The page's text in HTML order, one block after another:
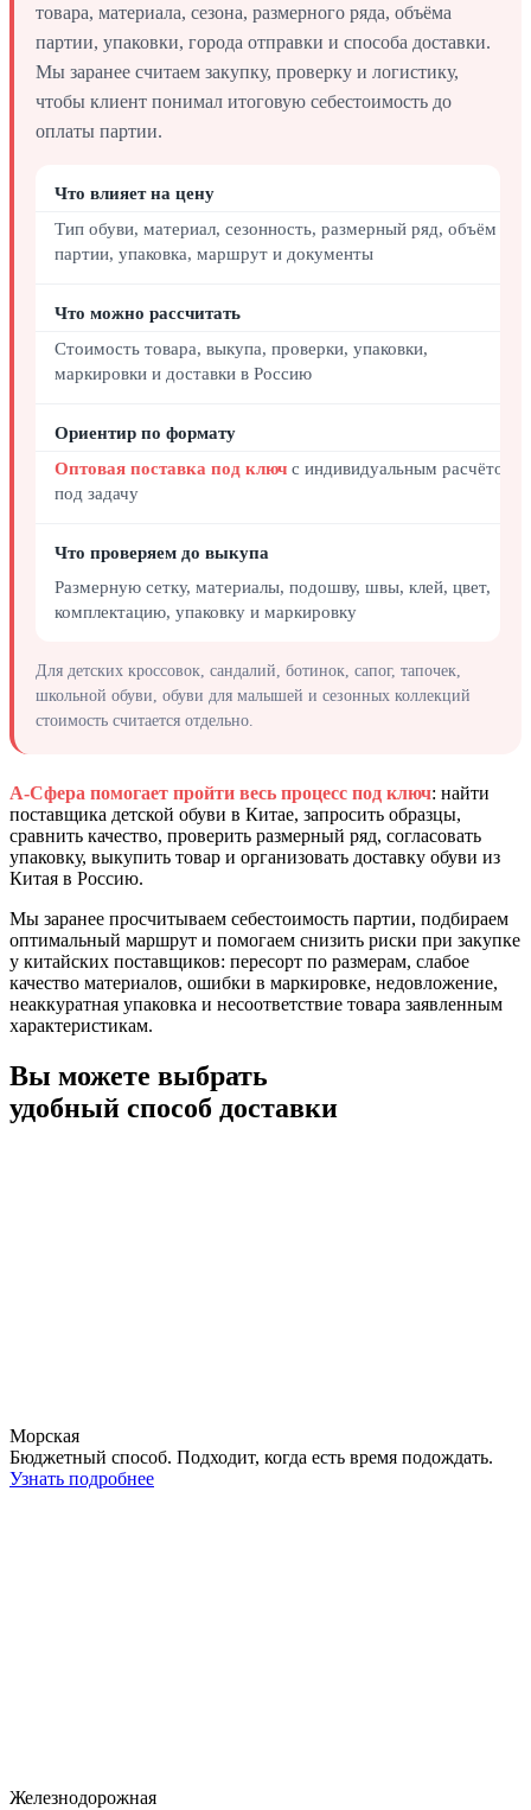
товара, материала, сезона, размерного ряда, объёма
партии, упаковки, города отправки и способа доставки.
Мы заранее считаем закупку, проверку и логистику,
чтобы клиент понимал итоговую себестоимость до
оплаты партии.
Что влияет на цену
Тип обуви, материал, сезонность, размерный ряд, объём
партии, упаковка, маршрут и документы
Что можно рассчитать
Стоимость товара, выкупа, проверки, упаковки,
маркировки и доставки в Россию
Ориентир по формату
Оптовая поставка под ключ с индивидуальным расчётом
под задачу
Что проверяем до выкупа
Размерную сетку, материалы, подошву, швы, клей, цвет,
комплектацию, упаковку и маркировку
Для детских кроссовок, сандалий, ботинок, сапог, тапочек,
школьной обуви, обуви для малышей и сезонных коллекций
стоимость считается отдельно.
А-Сфера помогает пройти весь процесс под ключ: найти
поставщика детской обуви в Китае, запросить образцы,
сравнить качество, проверить размерный ряд, согласовать
упаковку, выкупить товар и организовать доставку обуви из
Китая в Россию.
Мы заранее просчитываем себестоимость партии, подбираем
оптимальный маршрут и помогаем снизить риски при закупке
у китайских поставщиков: пересорт по размерам, слабое
качество материалов, ошибки в маркировке, недовложение,
неаккуратная упаковка и несоответствие товара заявленным
характеристикам.
Вы можете выбрать
удобный способ доставки
Морская
Бюджетный способ. Подходит, когда есть время подождать.
Узнать подробнее
Железнодорожная